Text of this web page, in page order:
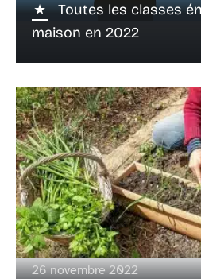
Toutes les classes
maison en 2022
26 novembre 2022